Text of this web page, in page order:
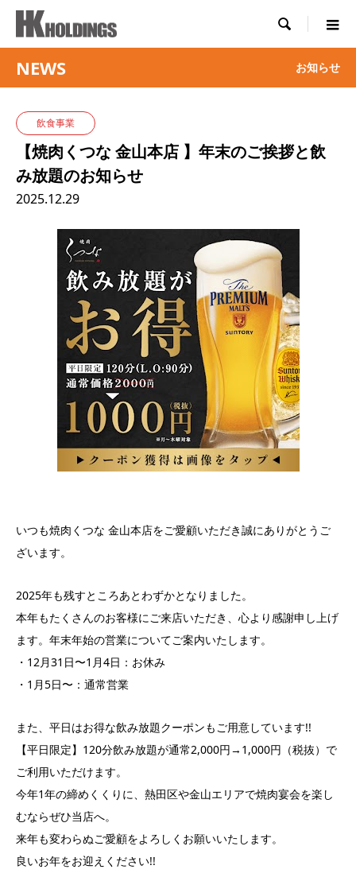

NEWS お知らせ
飲食事業
【焼肉くつな 金山本店 】年末のご挨拶と飲
み放題のお知らせ
2025.12.29
いつも焼肉くつな 金山本店をご愛顧いただき誠にありがとうご
ざいます。
2025年も残すところあとわずかとなりました。
本年もたくさんのお客様にご来店いただき、心より感謝申し上げ
ます。年末年始の営業についてご案内いたします。
・12月31日〜1月4日：お休み
・1月5日〜：通常営業
また、平日はお得な飲み放題クーポンもご用意しています!!
【平日限定】120分飲み放題が通常2,000円→1,000円（税抜）で
ご利用いただけます。
今年1年の締めくくりに、熱田区や金山エリアで焼肉宴会を楽し
むならぜひ当店へ。
来年も変わらぬご愛顧をよろしくお願いいたします。
良いお年をお迎えください!!